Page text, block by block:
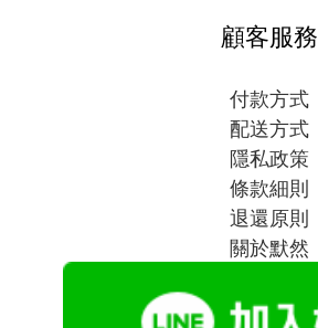
顧客服務
付款方式
配送方式
隱私政策
條款細則
退還原則
關於默然